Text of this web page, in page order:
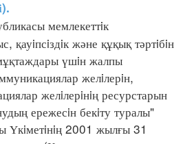
мемлекеттiк
қауiпсiздiк және құқық тәртiбiн
үшiн жалпы
желiлерiн,
желiлерiнiң ресурстарын
ережесiн бекiту туралы"
Үкiметiнiң 2001 жылғы 31